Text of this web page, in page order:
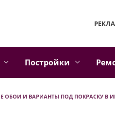
Постройки
ОБОИ И ВАРИАНТЫ ПОД ПОКРАСКУ В